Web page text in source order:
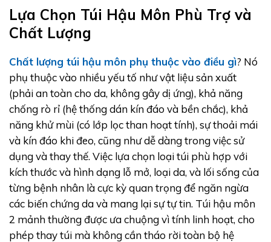
Lựa Chọn Túi Hậu Môn Phù Trợ và
Chất Lượng
Chất lượng túi hậu môn phụ thuộc vào điều gì? Nó
phụ thuộc vào nhiều yếu tố như vật liệu sản xuất
(phải an toàn cho da, không gây dị ứng), khả năng
chống rò rỉ (hệ thống dán kín đáo và bền chắc), khả
năng khử mùi (có lớp lọc than hoạt tính), sự thoải mái
và kín đáo khi đeo, cũng như dễ dàng trong việc sử
dụng và thay thế. Việc lựa chọn loại túi phù hợp với
kích thước và hình dạng lỗ mở, loại da, và lối sống của
từng bệnh nhân là cực kỳ quan trọng để ngăn ngừa
các biến chứng da và mang lại sự tự tin. Túi hậu môn
2 mảnh thường được ưa chuộng vì tính linh hoạt, cho
phép thay túi mà không cần tháo rời toàn bộ hệ